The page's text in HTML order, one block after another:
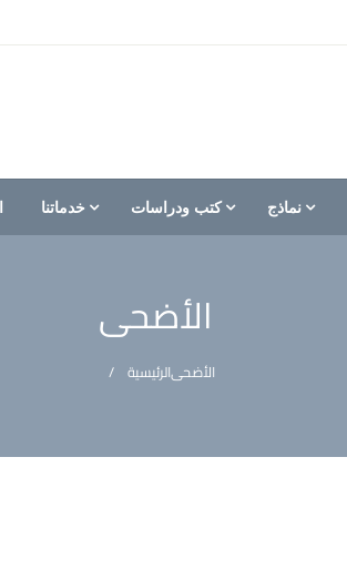
نماذج كتب ودراسات خدماتنا
الأضحى
الرئيسيةالأضحى